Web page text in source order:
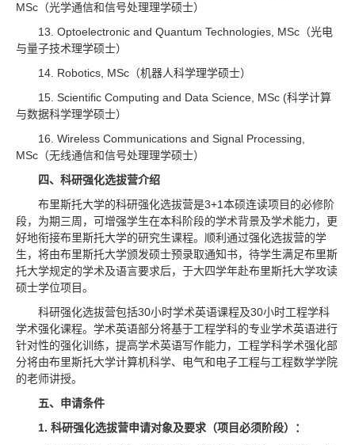
MSc（光学通信和信号处理理学硕士）
13. Optoelectronic and Quantum Technologies, MSc（光电
与量子技术理学硕士）
14. Robotics, MSc（机器人科学理学硕士）
15. Scientific Computing and Data Science, MSc (科学计算
与数据科学理学硕士）
16. Wireless Communications and Signal Processing,
MSc（无线通信和信号处理理学硕士）
四、科研强化选拔营介绍
布里斯托大学的科研强化选拔营是3+1本硕连读项目的必修阶
段，为期三周，可增强学生在本科阶段的学术背景及学术能力，更
好地衔接布里斯托大学的研究生课程。顺利通过强化选拔营的学
生，将由布里斯托大学颁发硕士预录取通知书，待学生满足布里斯
托大学规定的学术及语言要求后，于大四学年赴布里斯托大学攻读
硕士学位项目。
科研强化选拔营包括30小时学术英语课程及30小时工程学科
学术强化课程。学术英语部分将基于工程学科的专业学术英语进行
针对性的强化训练，提高学术英语写作能力，工程学科学术强化部
分将由布里斯托大学计算机科学、电气和电子工程与工程数学学院
的老师讲授。
五、申请条件
1. 科研强化选拔营申请对象及要求（项目必须阶段）：